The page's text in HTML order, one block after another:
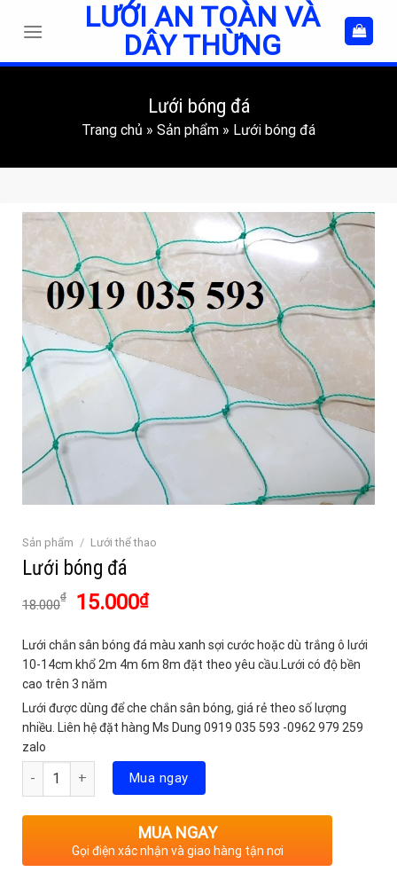
LƯỚI AN TOÀN VÀ
DÂY THỪNG
Lưới bóng đá
Trang chủ » Sản phẩm » Lưới bóng đá
Sản phẩm / Lưới thể thao
Lưới bóng đá
18.000
₫
Giá
là:
18.000₫.
15.000₫Giá
tại
là:
Lưới chắn sân bóng đá màu xanh sợi cước hoặc dù trắng ô lưới
10-14cm khổ 2m 4m 6m 8m đặt theo yêu cầu.Lưới có độ bền
cao trên 3 năm
Lưới được dùng để che chắn sân bóng, giá rẻ theo số lượng
nhiều. Liên hệ đặt hàng Ms Dung 0919 035 593 -0962 979 259
zalo
Số lượng Mua ngay
MUA NGAY
Gọi điện xác nhận và giao hàng tận nơi